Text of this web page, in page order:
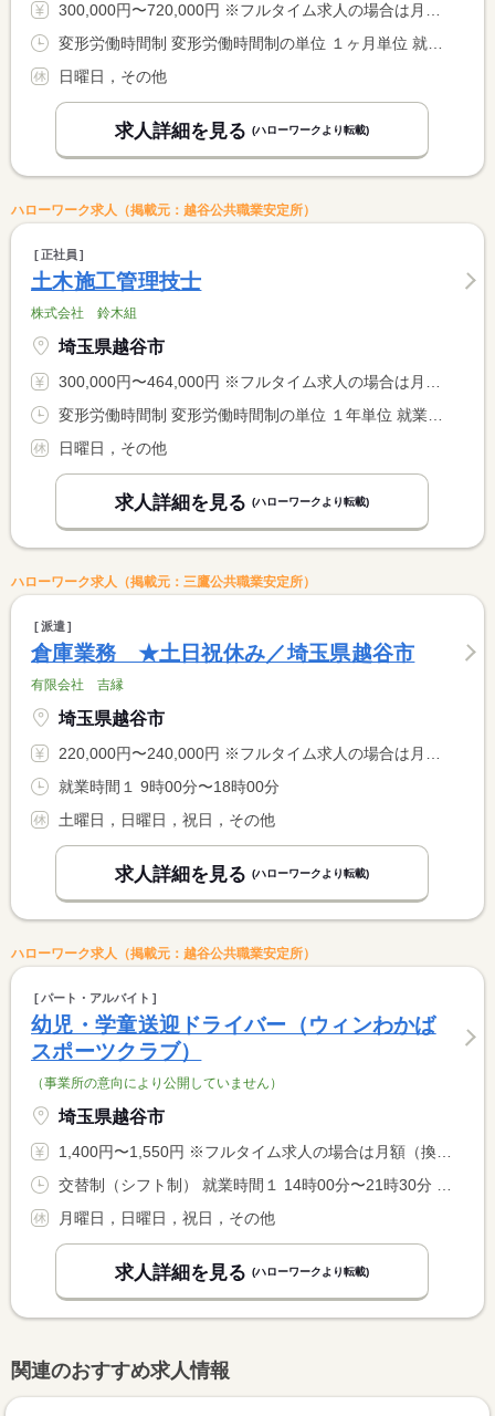
300,000円〜720,000円 ※フルタイム求人の場合は月額（換算額）、パート求人の場合は時間額を表示しています。
変形労働時間制 変形労働時間制の単位 １ヶ月単位 就業時間１ 8時00分〜17時00分 就業時間に関する特記事項 現場による
日曜日，その他
求人詳細を見る (ハローワークより転載)
ハローワーク求人（掲載元：越谷公共職業安定所）
正社員
土木施工管理技士
株式会社 鈴木組
埼玉県越谷市
300,000円〜464,000円 ※フルタイム求人の場合は月額（換算額）、パート求人の場合は時間額を表示しています。
変形労働時間制 変形労働時間制の単位 １年単位 就業時間１ 8時00分〜17時30分
日曜日，その他
求人詳細を見る (ハローワークより転載)
ハローワーク求人（掲載元：三鷹公共職業安定所）
派遣
倉庫業務 ★土日祝休み／埼玉県越谷市
有限会社 吉縁
埼玉県越谷市
220,000円〜240,000円 ※フルタイム求人の場合は月額（換算額）、パート求人の場合は時間額を表示しています。
就業時間１ 9時00分〜18時00分
土曜日，日曜日，祝日，その他
求人詳細を見る (ハローワークより転載)
ハローワーク求人（掲載元：越谷公共職業安定所）
パート・アルバイト
幼児・学童送迎ドライバー（ウィンわかば
スポーツクラブ）
（事業所の意向により公開していません）
埼玉県越谷市
1,400円〜1,550円 ※フルタイム求人の場合は月額（換算額）、パート求人の場合は時間額を表示しています。
交替制（シフト制） 就業時間１ 14時00分〜21時30分 又は 9時00分〜19時30分の時間の間の4時間以上
月曜日，日曜日，祝日，その他
求人詳細を見る (ハローワークより転載)
関連のおすすめ求人情報